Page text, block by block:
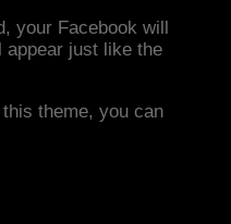
your Facebook will
appear just like the
theme, you can